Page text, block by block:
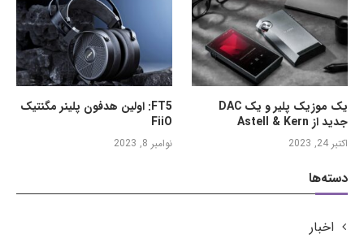
FT5: اولین هدفون پلینر مگنتیک
FiiO
نوامبر 8, 2023
یک موزیک پلیر و یک DAC
جدید از Astell & Kern
اکتبر 24, 2023
دسته‌ها
اخبار